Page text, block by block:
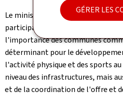
GÉRER LES
Le ministre des Sports, Georges
participants dans la Maison du
l'importance des communes
déterminant pour le
l'activité physique et des sports au
niveau des infrastructures, mais
et de la coordination de l'offre et